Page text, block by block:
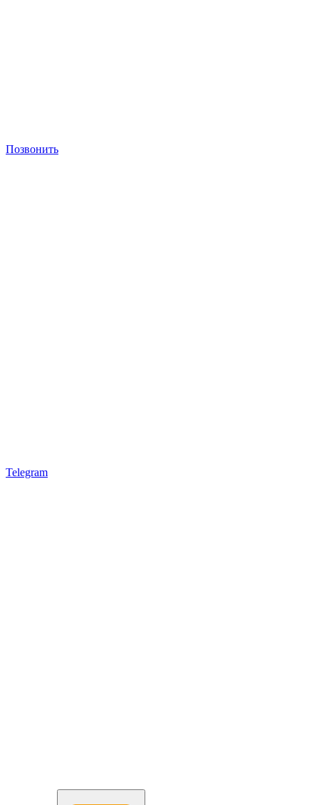
Позвонить
Telegram